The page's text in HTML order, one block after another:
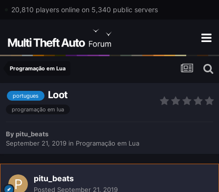
20,810 players online on 5,340 public servers
Programação em Lua
portugues Loot
programação em lua
By pitu_beats
September 21, 2019 in Programação em Lua
pitu_beats
Posted September 21, 2019